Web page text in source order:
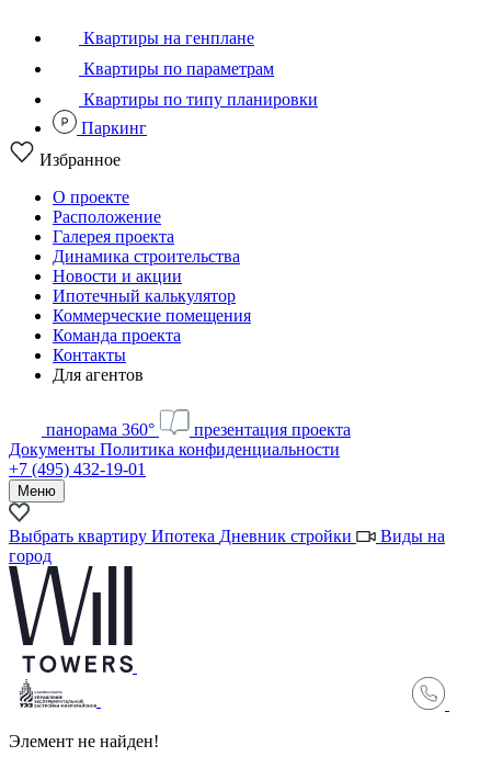
Квартиры на генплане
Квартиры по параметрам
Квартиры по типу планировки
Паркинг
Избранное
О проекте
Расположение
Галерея проекта
Динамика строительства
Новости и акции
Ипотечный калькулятор
Коммерческие помещения
Команда проекта
Контакты
Для агентов
панорама 360°
презентация проекта
Документы Политика конфиденциальности
+7 (495) 432-19-01
Меню
Выбрать квартиру Ипотека Дневник стройки
Виды на
город
Элемент не найден!